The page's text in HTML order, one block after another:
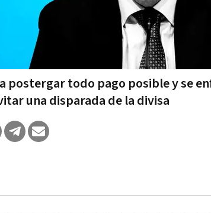
postergar todo pago posible y se
una disparada de la divisa